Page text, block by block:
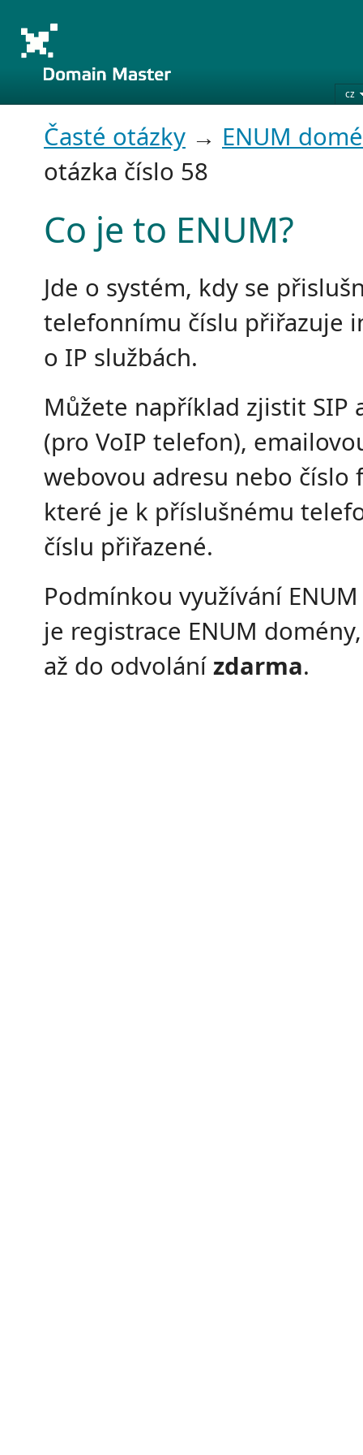
cz
Časté otázky → ENUM
otázka číslo 58
Co je to ENUM?
Jde o systém, kdy se
telefonnímu číslu přiřazuje
o IP službách.
Můžete například zjistit SIP
(pro VoIP telefon),
webovou adresu nebo číslo
které je k příslušnému
číslu přiřazené.
Podmínkou využívání
je registrace ENUM
až do odvolání zdarma.